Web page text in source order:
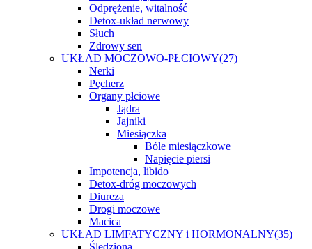
Odprężenie, witalność
Detox-układ nerwowy
Słuch
Zdrowy sen
UKŁAD MOCZOWO-PŁCIOWY(27)
Nerki
Pęcherz
Organy płciowe
Jądra
Jajniki
Miesiączka
Bóle miesiączkowe
Napięcie piersi
Impotencja, libido
Detox-dróg moczowych
Diureza
Drogi moczowe
Macica
UKŁAD LIMFATYCZNY i HORMONALNY(35)